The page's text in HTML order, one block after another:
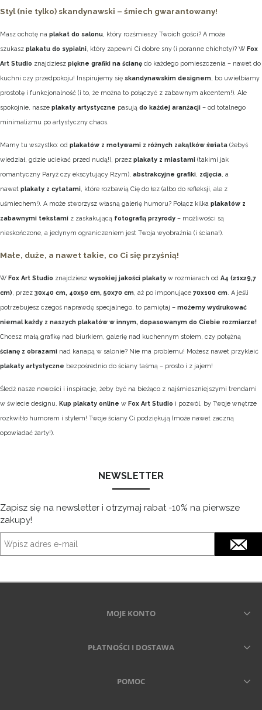
Styl (nie tylko) skandynawski – śmiech gwarantowany!
Masz ochotę na plakat do salonu , który rozśmieszy Twoich gości? A może
szukasz plakatu do sypialni , który zapewni Ci dobre sny (i poranne chichoty)? W Fox
Art Studio znajdziesz piękne grafiki na ścianę do każdego pomieszczenia – nawet do
kuchni czy przedpokoju! Inspirujemy się skandynawskim designem , bo uwielbiamy
prostotę i funkcjonalność (i to, że można to połączyć z zabawnym akcentem!). Ale
spokojnie, nasze plakaty artystyczne pasują do każdej aranżacji – od totalnego
minimalizmu po artystyczny chaos.
Mamy tu wszystko: od plakatów z motywami z różnych zakątków świata (żebyś
wiedział, gdzie uciekać przed nudą!), przez plakaty z miastami (takimi jak
romantyczny Paryż czy ekscytujący Rzym), abstrakcyjne grafiki zdjęcia , a
nawet plakaty z cytatami , które rozbawią Cię do łez (albo do refleksji, ale z
uśmiechem!). A może stworzysz własną galerię humoru? Połącz kilka plakatów z
zabawnymi tekstami z zaskakującą fotografią przyrody – możliwości są
nieskończone, a jedynym ograniczeniem jest Twoja wyobraźnia (i ściana!).
Małe, duże, a nawet takie, co Ci się przyśnią!
W Fox Art Studio znajdziesz wysokiej jakości plakaty w rozmiarach od A4 (21x29,7
cm) , przez 30x40 cm, 40x50 cm, 50x70 cm , aż po imponujące 70x100 cm . A jeśli
potrzebujesz czegoś naprawdę specjalnego, to pamiętaj – możemy wydrukować
niemal każdy z naszych plakatów w innym, dopasowanym do Ciebie rozmiarze!
Chcesz małą grafikę nad biurkiem, galerię nad kuchennym stołem, czy potężną
ścianę z obrazami nad kanapą w salonie? Nie ma problemu! Możesz nawet przykleić
plakaty artystyczne bezpośrednio do ściany taśmą – prosto i z jajem!
Śledź nasze nowości i inspiracje, żeby być na bieżąco z najśmieszniejszymi trendami
w świecie designu. Kup plakaty online w Fox Art Studio i pozwól, by Twoje wnętrze
rozkwitło humorem i stylem! Twoje ściany Ci podziękują (może nawet zaczną
opowiadać żarty!).
NEWSLETTER
Zapisz się na newsletter i otrzymaj rabat -10% na pierwsze
zakupy!
MOJE KONTO
PŁATNOŚCI I DOSTAWA
POMOC